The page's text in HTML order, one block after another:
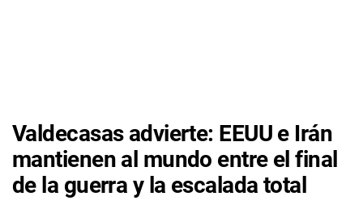
Valdecasas advierte: EEUU e Irán
mantienen al mundo entre el final
de la guerra y la escalada total